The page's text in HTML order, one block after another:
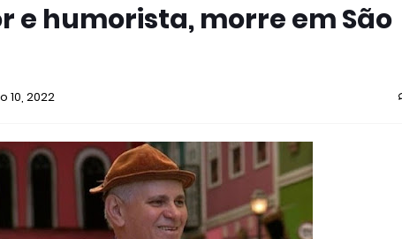
e humorista, morre em São
10, 2022